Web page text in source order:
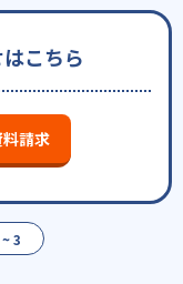
こちら
請求
3